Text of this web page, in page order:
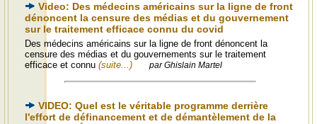
Video: Des médecins américains sur la ligne de front
dénoncent la censure des médias et du gouvernement
sur le traitement efficace connu du covid
Des médecins américains sur la ligne de front dénoncent la
censure des médias et du gouvernements sur le traitement
efficace et connu (suite...) par Ghislain Martel
VIDEO: Quel est le véritable programme derrière
l'effort de définancement et de démantèlement de la